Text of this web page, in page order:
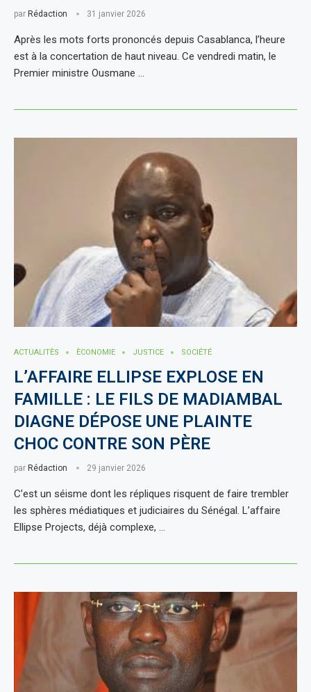
par Rédaction 31 janvier 2026
Après les mots forts prononcés depuis Casablanca, l’heure
est à la concertation de haut niveau. Ce vendredi matin, le
Premier ministre Ousmane …
ACTUALITÈS ÈCONOMIE JUSTICE SOCIÉTÉ
L’AFFAIRE ELLIPSE EXPLOSE EN
FAMILLE : LE FILS DE MADIAMBAL
DIAGNE DÉPOSE UNE PLAINTE
CHOC CONTRE SON PÈRE
par Rédaction 29 janvier 2026
C’est un séisme dont les répliques risquent de faire trembler
les sphères médiatiques et judiciaires du Sénégal. L’affaire
Ellipse Projects, déjà complexe, …